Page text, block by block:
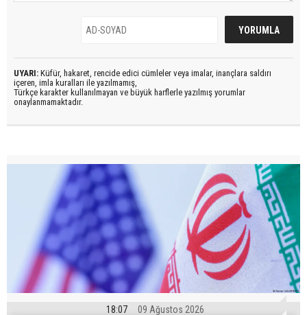
UYARI: Küfür, hakaret, rencide edici cümleler veya imalar, inançlara saldırı
içeren, imla kuralları ile yazılmamış,
Türkçe karakter kullanılmayan ve büyük harflerle yazılmış yorumlar
onaylanmamaktadır.
18:07 09 Ağustos 2026